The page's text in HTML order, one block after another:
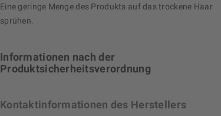
Eine geringe Menge des Produkts auf das trockene Haar
sprühen.
Informationen nach der
Produktsicherheitsverordnung
Kontaktinformationen des Herstellers